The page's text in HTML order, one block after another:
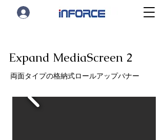
Expand MediaScreen 2
両面タイプの格納式ロールアップバナー